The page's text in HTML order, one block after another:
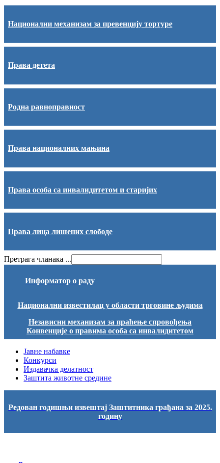
Национални механизам за превенцију тортуре
Права детета
Родна равноправност
Права националних мањина
Права особа са инвалидитетом и старијих
Права лица лишених слободе
Претрага чланака ...
Информатор о раду
Национални известилац у области трговине људима
Независни механизам за праћење спровођења
Конвенције о правима особа са инвалидитетом
Јавне набавке
Конкурси
Издавачка делатност
Заштита животне средине
Редован годишњи извештај Заштитника грађана за 2025.
годину